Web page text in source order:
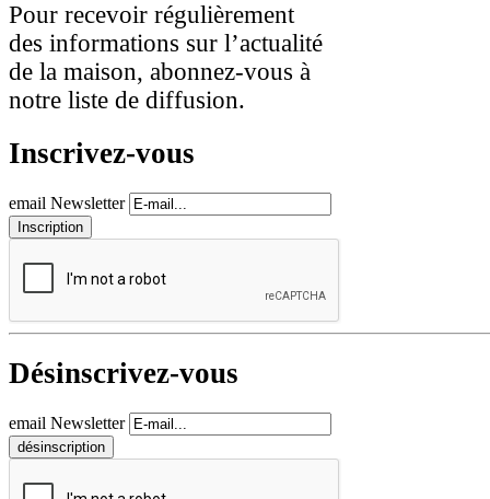
Pour recevoir régulièrement
des informations sur l’actualité
de la maison, abonnez-vous à
notre liste de diffusion.
Inscrivez-vous
email Newsletter
Désinscrivez-vous
email Newsletter